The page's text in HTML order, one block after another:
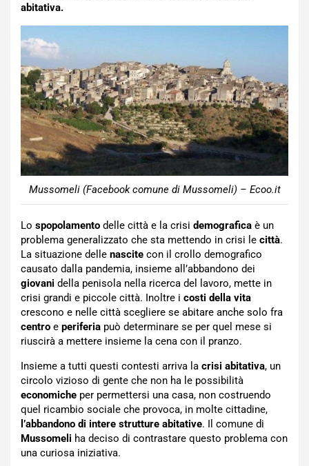
abitativa.
Mussomeli (Facebook comune di Mussomeli) – Ecoo.it
Lo spopolamento delle città e la crisi demografica è un
problema generalizzato che sta mettendo in crisi le città.
La situazione delle nascite con il crollo demografico
causato dalla pandemia, insieme all’abbandono dei
giovani della penisola nella ricerca del lavoro, mette in
crisi grandi e piccole città. Inoltre i costi della vita
crescono e nelle città scegliere se abitare anche solo fra
centro e periferia può determinare se per quel mese si
riuscirà a mettere insieme la cena con il pranzo.
Insieme a tutti questi contesti arriva la crisi abitativa, un
circolo vizioso di gente che non ha le possibilità
economiche per permettersi una casa, non costruendo
quel ricambio sociale che provoca, in molte cittadine,
l’abbandono di intere strutture abitative. Il comune di
Mussomeli ha deciso di contrastare questo problema con
una curiosa iniziativa.